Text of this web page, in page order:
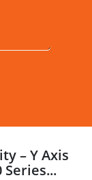
– Y Axis
Series...